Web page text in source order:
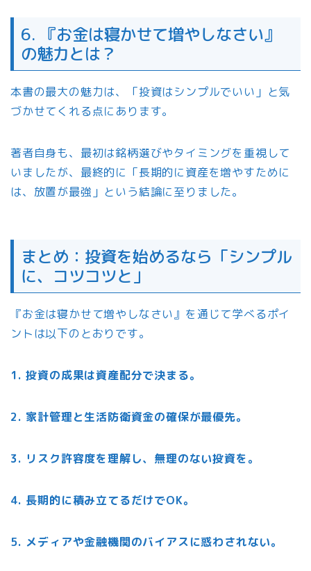
6. 『お金は寝かせて増やしなさい』
の魅力とは？
本書の最大の魅力は、「投資はシンプルでいい」と気
づかせてくれる点にあります。
著者自身も、最初は銘柄選びやタイミングを重視して
いましたが、最終的に「長期的に資産を増やすために
は、放置が最強」という結論に至りました。
まとめ：投資を始めるなら「シンプル
に、コツコツと」
『お金は寝かせて増やしなさい』を通じて学べるポイ
ントは以下のとおりです。
1. 投資の成果は資産配分で決まる。
2. 家計管理と生活防衛資金の確保が最優先。
3. リスク許容度を理解し、無理のない投資を。
4. 長期的に積み立てるだけでOK。
5. メディアや金融機関のバイアスに惑わされない。